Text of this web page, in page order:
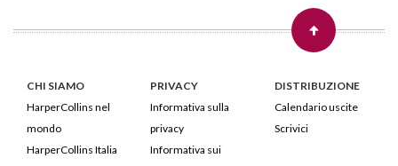
CHI SIAMO
HarperCollins nel
mondo
HarperCollins Italia
PRIVACY
Informativa sulla
privacy
Informativa sui
DISTRIBUZIONE
Calendario uscite
Scrivici